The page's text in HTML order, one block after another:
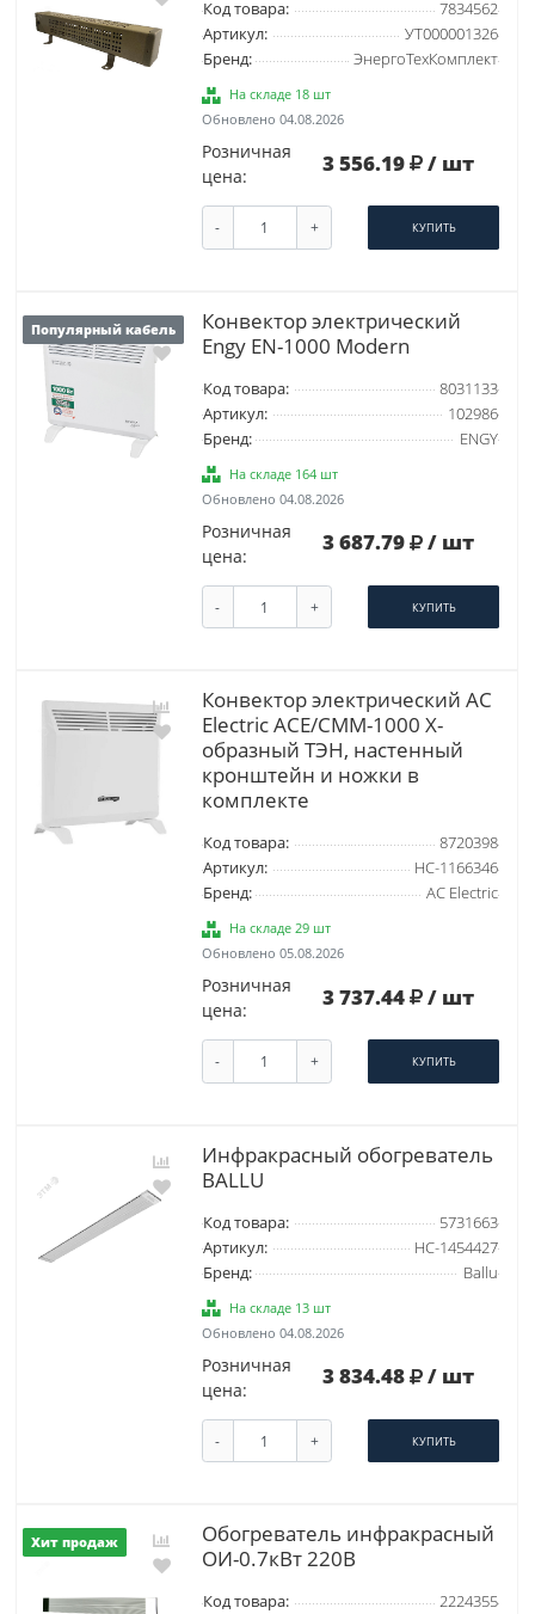
Код товара:
7834562
Артикул:
УТ000001326
Бренд:
ЭнергоТехКомплект
На складе 18 шт
Обновлено 04.08.2026
Розничная
цена:
3 556.19 / шт
- + КУПИТЬ
Популярный кабель
Конвектор электрический
Engy EN-1000 Modern
Код товара:
8031133
Артикул:
102986
Бренд:
ENGY
На складе 164 шт
Обновлено 04.08.2026
Розничная
цена:
3 687.79 / шт
- + КУПИТЬ
Конвектор электрический AC
Electric ACE/CMM-1000 Х-
образный ТЭН, настенный
кронштейн и ножки в
комплекте
Код товара:
8720398
Артикул:
НС-1166346
Бренд:
AC Electric
На складе 29 шт
Обновлено 05.08.2026
Розничная
цена:
3 737.44 / шт
- + КУПИТЬ
Инфракрасный обогреватель
BALLU
Код товара:
5731663
Артикул:
НС-1454427
Бренд:
Ballu
На складе 13 шт
Обновлено 04.08.2026
Розничная
цена:
3 834.48 / шт
- + КУПИТЬ
Хит продаж
Обогреватель инфракрасный
ОИ-0.7кВт 220В
Код товара:
2224355